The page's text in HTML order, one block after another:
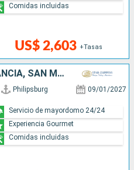
US$ 2,603 +Tasas
Comidas incluidas
, ANTIGUA Y BARBUDA, FRANCIA, SAN MARTÍN
Philipsburg 09/01/2027
Servicio de mayordomo 24/24
Experiencia Gourmet
Comidas incluidas